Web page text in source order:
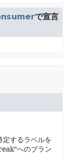
で宣言
定するラベルを
へのブラン